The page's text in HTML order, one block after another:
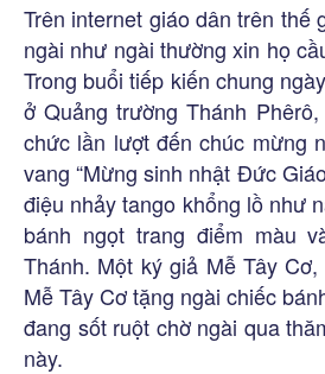
Trên internet giáo dân trên thế
ngài như ngài thường xin họ
Trong buổi tiếp kiến chung
ở Quảng trường Thánh
chức lần lượt đến chúc mừng
vang “Mừng sinh nhật Đức
điệu nhảy tango khổng lồ như
bánh ngọt trang điểm màu
Thánh. Một ký giả Mễ Tây
Mễ Tây Cơ tặng ngài chiếc
đang sốt ruột chờ ngài qua
này.